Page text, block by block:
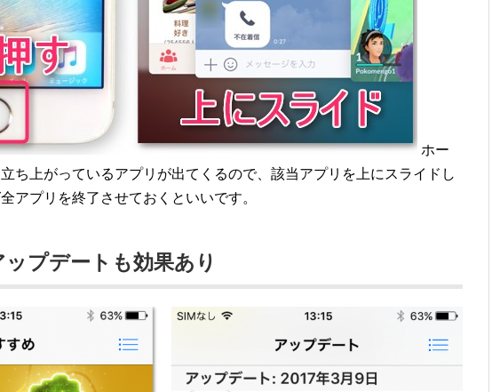
ホー
ち上がっているアプリが出てくるので、該当アプリを上にスライドし
アプリを終了させておくといいです。
プデートも効果あり